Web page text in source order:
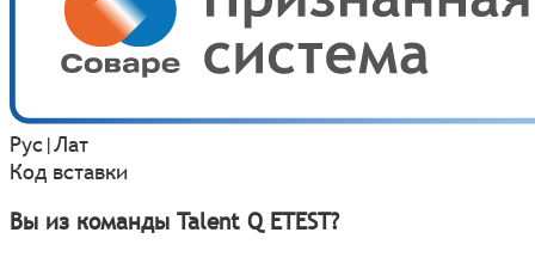
Рус|Лат
Код вставки
Вы из команды Talent Q ETEST?